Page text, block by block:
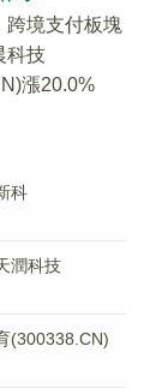
跨境支付板塊
科技
漲20.0%
科
潤科技
(300338.CN)